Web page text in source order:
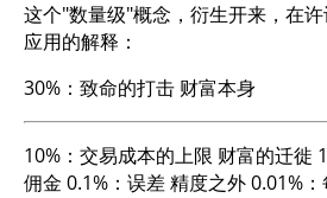
这个"数量级"概念，衍生开来，在
应用的解释：
30%：致命的打击 财富本身
10%：交易成本的上限 财富的迁徙
佣金 0.1%：误差 精度之外 0.01%